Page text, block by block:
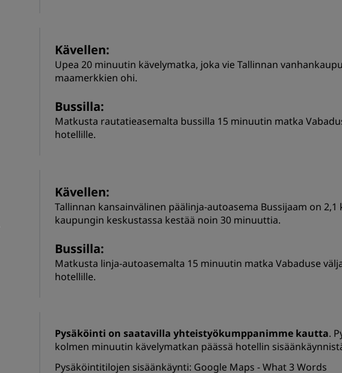
Kävellen:
Upea 20 minuutin kävelymatka, joka vie Tallinnan
maamerkkien ohi.
Bussilla:
Matkusta rautatieasemalta bussilla 15 minuutin matka
hotellille.
Kävellen:
Tallinnan kansainvälinen päälinja-autoasema Bussijaam on
kaupungin keskustassa kestää noin 30 minuuttia.
Bussilla:
Matkusta linja-autoasemalta 15 minuutin matka Vabaduse
hotellille.
Pysäköinti on saatavilla yhteistyökumppanimme kautta.
kolmen minuutin kävelymatkan päässä hotellin
Pysäköintitilojen sisäänkäynti: Google Maps -What 3 Words